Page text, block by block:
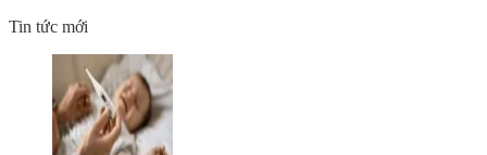
Tin tức mới